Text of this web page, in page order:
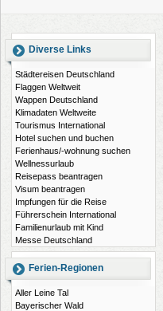
Diverse Links
Städtereisen Deutschland
Flaggen Weltweit
Wappen Deutschland
Klimadaten Weltweite
Tourismus International
Hotel suchen und buchen
Ferienhaus/-wohnung suchen
Wellnessurlaub
Reisepass beantragen
Visum beantragen
Impfungen für die Reise
Führerschein International
Familienurlaub mit Kind
Messe Deutschland
Ferien-Regionen
Aller Leine Tal
Bayerischer Wald